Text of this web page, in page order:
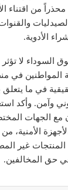
من اقتناء
والقنوات
الأدوية.
السوداء لا
في
في ما
وآمن. وأكد
مع الجهات
المنتجات غير
حق المخالفين.